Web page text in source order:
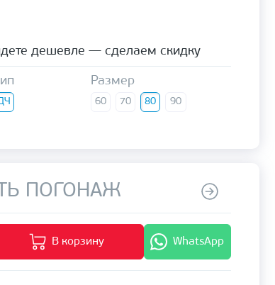
дешевле — сделаем скидку
Размер
60 70 80 90
ПОГОНАЖ
В корзину WhatsApp